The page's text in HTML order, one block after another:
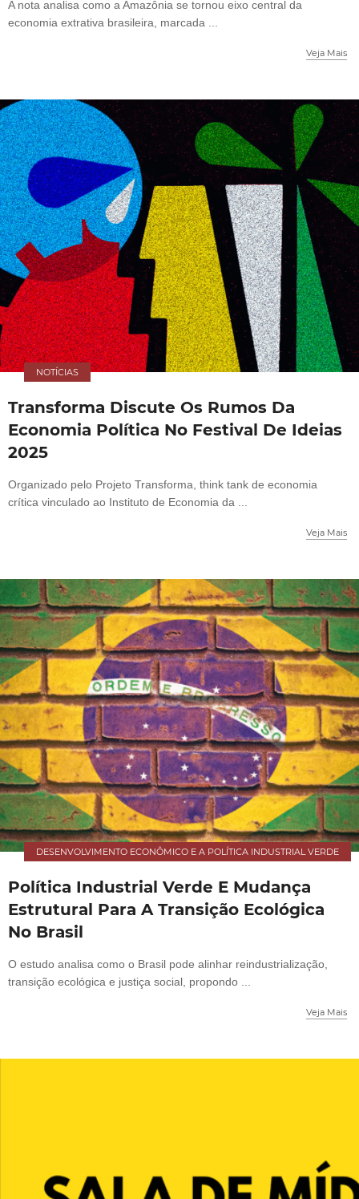
A nota analisa como a Amazônia se tornou eixo central da
economia extrativa brasileira, marcada ...
Veja Mais
NOTÍCIAS
Transforma Discute Os Rumos Da
Economia Política No Festival De Ideias
2025
Organizado pelo Projeto Transforma, think tank de economia
crítica vinculado ao Instituto de Economia da ...
Veja Mais
DESENVOLVIMENTO ECONÔMICO E A POLÍTICA INDUSTRIAL VERDE
Política Industrial Verde E Mudança
Estrutural Para A Transição Ecológica
No Brasil
O estudo analisa como o Brasil pode alinhar reindustrialização,
transição ecológica e justiça social, propondo ...
Veja Mais